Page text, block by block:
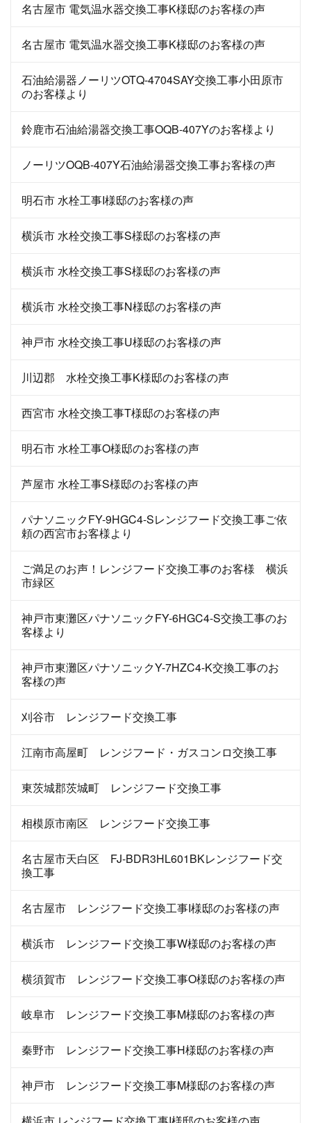
名古屋市 電気温水器交換工事K様邸のお客様の声
名古屋市 電気温水器交換工事K様邸のお客様の声
石油給湯器ノーリツOTQ-4704SAY交換工事小田原市
のお客様より
鈴鹿市石油給湯器交換工事OQB-407Yのお客様より
ノーリツOQB-407Y石油給湯器交換工事お客様の声
明石市 水栓工事I様邸のお客様の声
横浜市 水栓交換工事S様邸のお客様の声
横浜市 水栓交換工事S様邸のお客様の声
横浜市 水栓交換工事N様邸のお客様の声
神戸市 水栓交換工事U様邸のお客様の声
川辺郡 水栓交換工事K様邸のお客様の声
西宮市 水栓交換工事T様邸のお客様の声
明石市 水栓工事O様邸のお客様の声
芦屋市 水栓工事S様邸のお客様の声
パナソニックFY-9HGC4-Sレンジフード交換工事ご依
頼の西宮市お客様より
ご満足のお声！レンジフード交換工事のお客様 横浜
市緑区
神戸市東灘区パナソニックFY-6HGC4-S交換工事のお
客様より
神戸市東灘区パナソニックY-7HZC4-K交換工事のお
客様の声
刈谷市 レンジフード交換工事
江南市高屋町 レンジフード・ガスコンロ交換工事
東茨城郡茨城町 レンジフード交換工事
相模原市南区 レンジフード交換工事
名古屋市天白区 FJ-BDR3HL601BKレンジフード交
換工事
名古屋市 レンジフード交換工事I様邸のお客様の声
横浜市 レンジフード交換工事W様邸のお客様の声
横須賀市 レンジフード交換工事O様邸のお客様の声
岐阜市 レンジフード交換工事M様邸のお客様の声
秦野市 レンジフード交換工事H様邸のお客様の声
神戸市 レンジフード交換工事M様邸のお客様の声